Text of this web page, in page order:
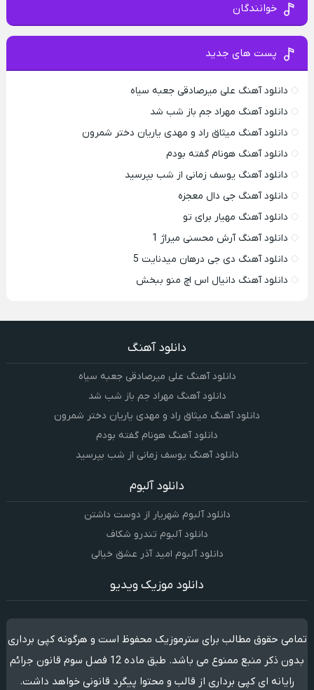
خوانندگان
پست های جدید
دانلود آهنگ علی میرصادقی جعبه سیاه
دانلود آهنگ مهراد جم باز شب شد
دانلود آهنگ میثاق راد و مهدی یاریان دختر شمرون
دانلود آهنگ هونام گفته بودم
دانلود آهنگ یوسف زمانی از شب بپرسید
دانلود آهنگ جی دال معجزه
دانلود آهنگ مهیار برای تو
دانلود آهنگ آرش محسنی میراژ 1
دانلود آهنگ دی جی درهان میدنایت 5
دانلود آهنگ دانیال اس اچ منو ببخش
دانلود آهنگ
دانلود آهنگ علی میرصادقی جعبه سیاه
دانلود آهنگ مهراد جم باز شب شد
دانلود آهنگ میثاق راد و مهدی یاریان دختر شمرون
دانلود آهنگ هونام گفته بودم
دانلود آهنگ یوسف زمانی از شب بپرسید
دانلود آلبوم
دانلود آلبوم شهریار از دوست داشتن
دانلود آلبوم تندرو شکاف
دانلود آلبوم امید آذر عشق خیالی
دانلود موزیک ویدیو
تمامی حقوق مطالب برای سترموزیک محفوظ است و هرگونه کپی برداری
بدون ذکر منبع ممنوع می باشد. طبق ماده 12 فصل سوم قانون جرائم
رایانه ای کپی برداری از قالب و محتوا پیگرد قانونی خواهد داشت.